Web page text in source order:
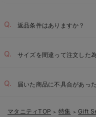
返品条件はありますか？
サイズを間違って注文した
届いた商品に不具合があっ
マタニティTOP ＞ 特集 ＞ Gift